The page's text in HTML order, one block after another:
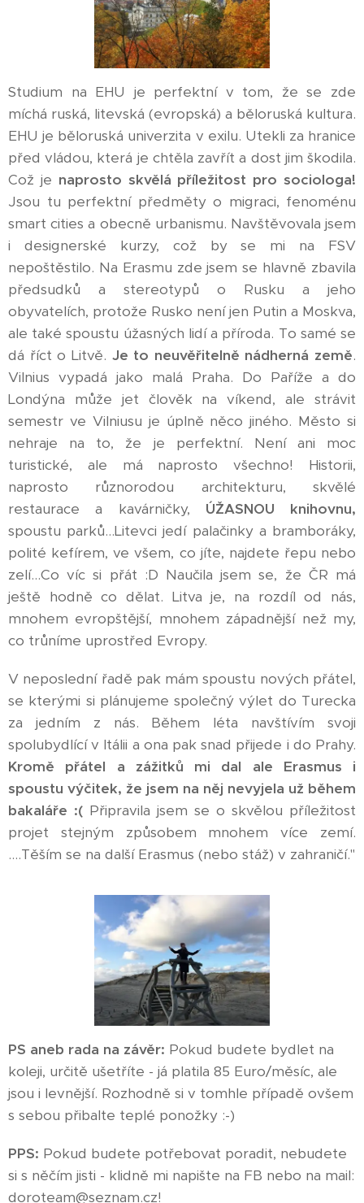
Studium na EHU je perfektní v tom, že se zde
míchá ruská, litevská (evropská) a běloruská kultura.
EHU je běloruská univerzita v exilu. Utekli za hranice
před vládou, která je chtěla zavřít a dost jim škodila.
Což je naprosto skvělá příležitost pro sociologa!
Jsou tu perfektní předměty o migraci, fenoménu
smart cities a obecně urbanismu. Navštěvovala jsem
i designerské kurzy, což by se mi na FSV
nepoštěstilo. Na Erasmu zde jsem se hlavně zbavila
předsudků a stereotypů o Rusku a jeho
obyvatelích, protože Rusko není jen Putin a Moskva,
ale také spoustu úžasných lidí a příroda. To samé se
dá říct o Litvě. Je to neuvěřitelně nádherná země.
Vilnius vypadá jako malá Praha. Do Paříže a do
Londýna může jet člověk na víkend, ale strávit
semestr ve Vilniusu je úplně něco jiného. Město si
nehraje na to, že je perfektní. Není ani moc
turistické, ale má naprosto všechno! Historii,
naprosto různorodou architekturu, skvělé
restaurace a kavárničky, ÚŽASNOU knihovnu,
spoustu parků...Litevci jedí palačinky a bramboráky,
polité kefírem, ve všem, co jíte, najdete řepu nebo
zelí...Co víc si přát :D Naučila jsem se, že ČR má
ještě hodně co dělat. Litva je, na rozdíl od nás,
mnohem evropštější, mnohem západnější než my,
co trůníme uprostřed Evropy.
V neposlední řadě pak mám spoustu nových přátel,
se kterými si plánujeme společný výlet do Turecka
za jedním z nás. Během léta navštívím svoji
spolubydlící v Itálii a ona pak snad přijede i do Prahy.
Kromě přátel a zážitků mi dal ale Erasmus i
spoustu výčitek, že jsem na něj nevyjela už během
bakaláře :( Připravila jsem se o skvělou příležitost
projet stejným způsobem mnohem více zemí.
....Těším se na další Erasmus (nebo stáž) v zahraničí."
PS aneb rada na závěr: Pokud budete bydlet na
koleji, určitě ušetříte - já platila 85 Euro/měsíc, ale
jsou i levnější. Rozhodně si v tomhle případě ovšem
s sebou přibalte teplé ponožky :-)
PPS: Pokud budete potřebovat poradit, nebudete
si s něčím jisti - klidně mi napište na FB nebo na mail:
doroteam@seznam.cz!